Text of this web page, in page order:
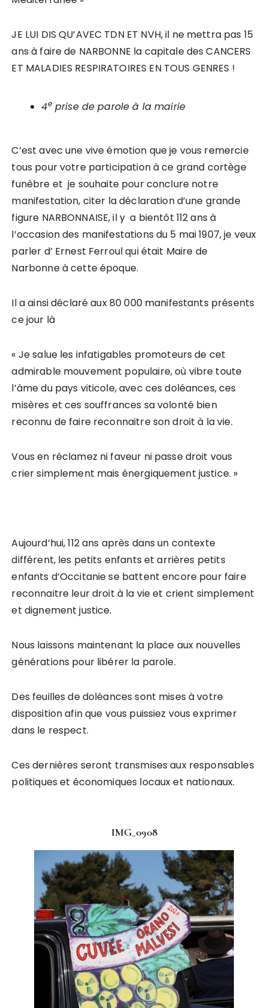
JE LUI DIS QU’AVEC TDN ET NVH, il ne mettra pas 15
ans à faire de NARBONNE la capitale des CANCERS
ET MALADIES RESPIRATOIRES EN TOUS GENRES !
4eprise de parole à la mairie
C’est avec une vive émotion que je vous remercie
tous pour votre participation à ce grand cortège
funèbre et je souhaite pour conclure notre
manifestation, citer la déclaration d’une grande
figure NARBONNAISE, il y a bientôt 112 ans à
l’occasion des manifestations du 5 mai 1907, je veux
parler d’ Ernest Ferroul qui était Maire de
Narbonne à cette époque.
Il a ainsi déclaré aux 80 000 manifestants présents
ce jour là
« Je salue les infatigables promoteurs de cet
admirable mouvement populaire, où vibre toute
l’âme du pays viticole, avec ces doléances, ces
misères et ces souffrances sa volonté bien
reconnu de faire reconnaitre son droit à la vie.
Vous en réclamez ni faveur ni passe droit vous
crier simplement mais énergiquement justice. »
Aujourd’hui, 112 ans après dans un contexte
différent, les petits enfants et arrières petits
enfants d’Occitanie se battent encore pour faire
reconnaitre leur droit à la vie et crient simplement
et dignement justice.
Nous laissons maintenant la place aux nouvelles
générations pour libérer la parole.
Des feuilles de doléances sont mises à votre
disposition afin que vous puissiez vous exprimer
dans le respect.
Ces dernières seront transmises aux responsables
politiques et économiques locaux et nationaux.
IMG_0908